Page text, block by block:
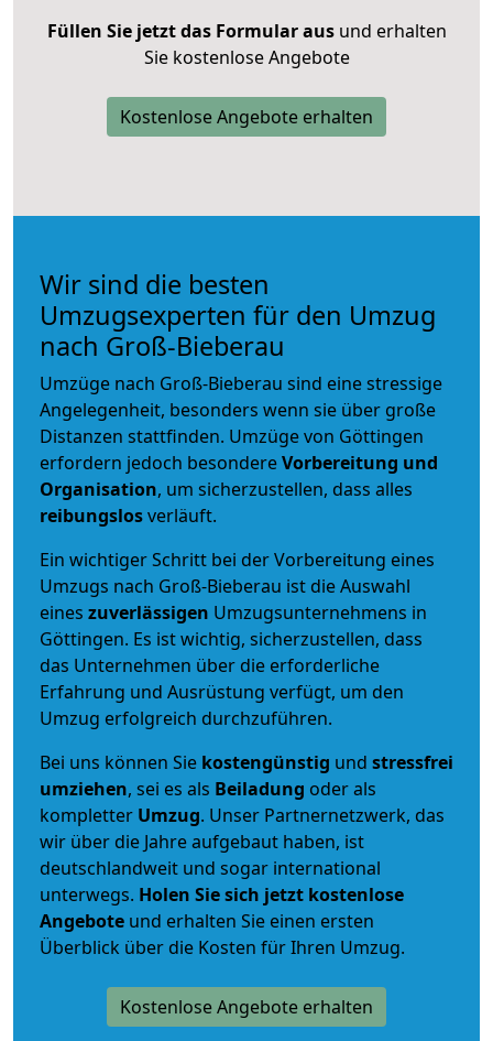
Füllen Sie jetzt das Formular ausund erhalten
Sie kostenlose Angebote
Kostenlose Angebote erhalten
Wir sind die besten
Umzugsexperten für den Umzug
nach Groß-Bieberau
Umzüge nach Groß-Bieberau sind eine stressige
Angelegenheit, besonders wenn sie über große
Distanzen stattfinden. Umzüge von Göttingen
erfordern jedoch besondereVorbereitung und
Organisation, um sicherzustellen, dass alles
reibungslosverläuft.
Ein wichtiger Schritt bei der Vorbereitung eines
Umzugs nach Groß-Bieberau ist die Auswahl
eines zuverlässigen Umzugsunternehmens in
Göttingen. Es ist wichtig, sicherzustellen, dass
das Unternehmen über die erforderliche
Erfahrung und Ausrüstung verfügt, um den
Umzug erfolgreich durchzuführen.
Bei uns können Sie kostengünstig und stressfrei
umziehen, sei es als Beiladung oder als
kompletter Umzug. Unser Partnernetzwerk, das
wir über die Jahre aufgebaut haben, ist
deutschlandweit und sogar international
unterwegs. Holen Sie sich jetzt kostenlose
Angebote und erhalten Sie einen ersten
Überblick über die Kosten für Ihren Umzug.
Kostenlose Angebote erhalten